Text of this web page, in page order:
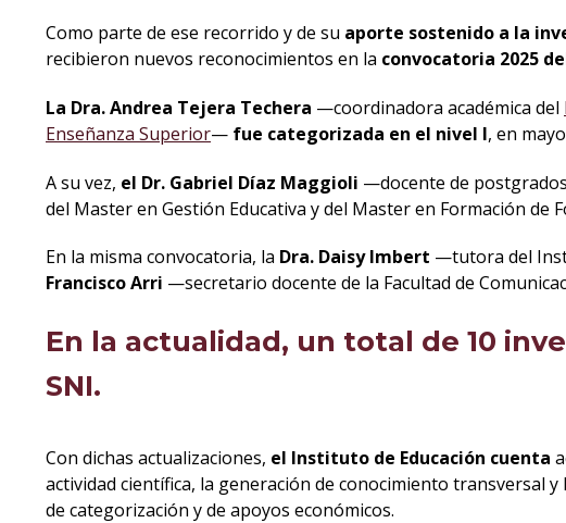
Como parte de ese recorrido y de su aporte sostenido a la
recibieron nuevos reconocimientos en la convocatoria 2025
La Dra. Andrea Tejera Techera —coordinadora académica del
Enseñanza Superior— fue categorizada en el nivel I, en
A su vez, el Dr. Gabriel Díaz Maggioli —docente de
del Master en Gestión Educativa y del Master en Formación
En la misma convocatoria, la Dra. Daisy Imbert —tutora del
Francisco Arri —secretario docente de la Facultad de
En la actualidad, un total de 10
SNI.
Con dichas actualizaciones, el Instituto de Educación cuenta
actividad científica, la generación de conocimiento transversal
de categorización y de apoyos económicos.